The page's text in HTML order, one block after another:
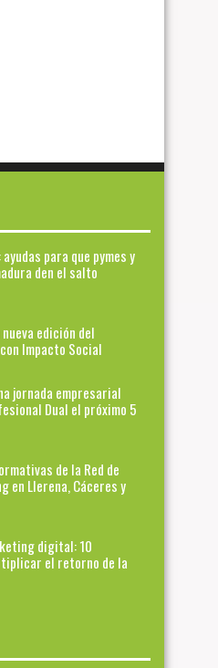
para que pymes y
den el salto
edición del
Impacto Social
jornada empresarial
Dual el próximo 5
de la Red de
en Llerena, Cáceres y
digital: 10
el retorno de la